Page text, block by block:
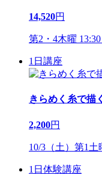
14,520円
第2・4木曜
1日講座
きらめく糸で
2,200円
10/3（土）第1土
1日体験講座